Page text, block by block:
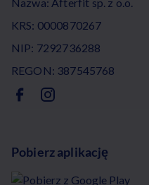
KRS: 0000870267
NIP: 7292736288
REGON: 387545768
Pobierz aplikację